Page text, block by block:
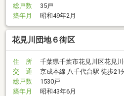
総戸数
35戸
築年月
昭和49年2月
花見川団地６街区
住 所
千葉県千葉市花見川区花見
交 通
京成本線 八千代台駅 徒歩21
総戸数
1530戸
築年月
昭和43年6月